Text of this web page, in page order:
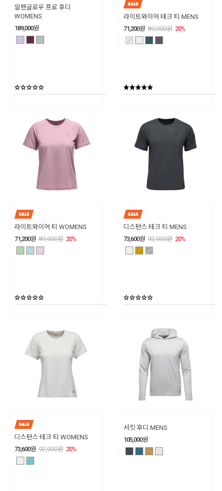
알펜글로우 프로 후디
WOMENS
189,000원
라이트와이어 테크 티 MENS
71,200원 89,000원 20%
라이트와이어 티 WOMENS
71,200원 89,000원 20%
디스턴스 테크 티 MENS
73,600원 92,000원 20%
디스턴스 테크 티 WOMENS
73,600원 92,000원 20%
서킷 후디 MENS
105,000원